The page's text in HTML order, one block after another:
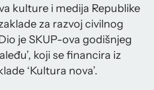
kulture i medija Republike
za razvoj civilnog
je SKUP-ova godišnjeg
koji se financira iz
‘Kultura nova’.